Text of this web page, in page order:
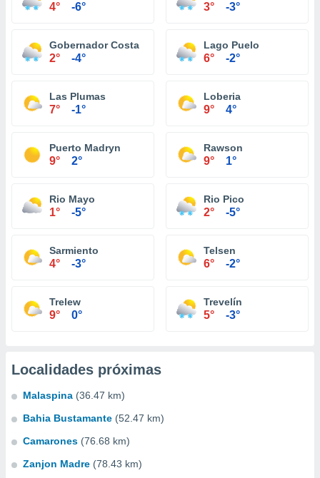
4° -6° 3° -3°
Gobernador Costa
2° -4°
Lago Puelo
6° -2°
Las Plumas
7° -1°
Loberia
9° 4°
Puerto Madryn
9° 2°
Rawson
9° 1°
Rio Mayo
1° -5°
Rio Pico
2° -5°
Sarmiento
4° -3°
Telsen
6° -2°
Trelew
9° 0°
Trevelín
5° -3°
Localidades próximas
Malaspina (36.47 km)
Bahia Bustamante (52.47 km)
Camarones (76.68 km)
Zanjon Madre (78.43 km)